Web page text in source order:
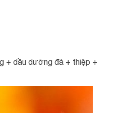
+ dầu dưỡng đá + thiệp +